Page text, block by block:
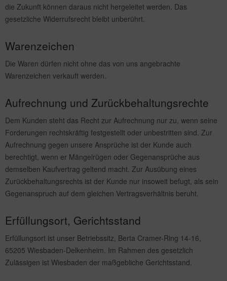
die Zukunft können daraus nicht hergeleitet werden. Das
gesetzliche Widerrufsrecht bleibt unberührt.
Warenzeichen
Die Waren dürfen nicht ohne das von uns angebrachte
Warenzeichen verkauft werden.
Aufrechnung und Zurückbehaltungsrechte
Dem Kunden steht das Recht zur Aufrechnung nur zu, wenn seine
Forderungen rechtskräftig festgestellt oder unbestritten sind. Zur
Aufrechnung gegen unsere Ansprüche ist der Kunde auch
berechtigt, wenn er Mängelrügen oder Gegenansprüche aus
demselben Kaufvertrag geltend macht. Zur Ausübung eines
Zurückbehaltungsrechts ist der Kunde nur insoweit befugt, als sein
Gegenanspruch auf dem gleichen Vertragsverhältnis beruht.
Erfüllungsort, Gerichtsstand
Erfüllungsort ist unser Betriebssitz, Berta Cramer-Ring 14-16,
65205 Wiesbaden-Delkenheim. Im Rahmen des gesetzlich
Zulässigen ist Wiesbaden der maßgebliche Gerichtsstand.